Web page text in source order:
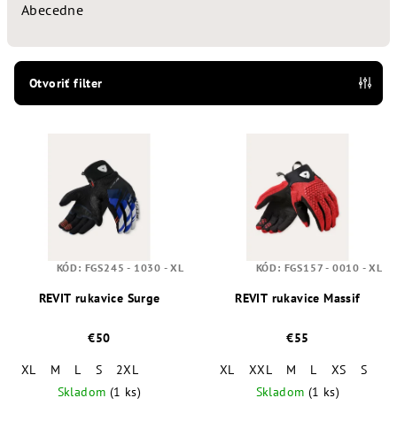
p
Abecedne
Otvoriť filter
REVIT rukavice Surge
€50
XL
M L S
2XL
Skladom (1 ks)
KÓD: FGS245 - 1030 - XL
REVIT rukavice Massif
€55
XL
XXL M L XS
S
Skladom (1 ks)
KÓD: FGS157 - 0010 - XL